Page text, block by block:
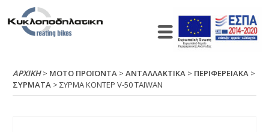
ΑΡΧΙΚΉ> ΜΟΤΟ ΠΡΟΪΟΝΤΑ >ΑΝΤΑΛΛΑΚΤΙΚΑ > ΠΕΡΙΦΕΡΕΙΑΚΑ >
ΣΥΡΜΑΤΑ > ΣΥΡΜΑ ΚΟΝΤΕΡ V-50 ΤΑΙWΑΝ